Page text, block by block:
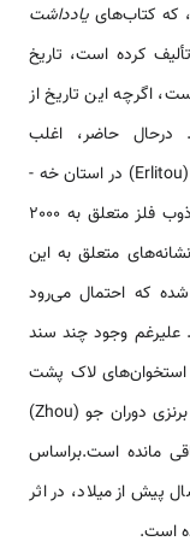
یادداشت­‌
کرده است، تاریخ
است، اگرچه این تاریخ از
درحال حاضر، اغلب
را با کشفیات اِرلیتو (Erlitou) در استان خه ­
نان مرکزی مرتبط می‌دانند، که در آن­جا آثاری از ذوب فلز متعلق به 2000
متعلق به این
که احتمال می‌رود
علی­رغم وجود چند سند
لاک پشت
دوران شانگ (Shang) یا نوشته­‌های روی ظروف برنزی دوران جو (Zhou)
مانده است.براساس
حدود 1600 سال پیش از میلاد، در اثر